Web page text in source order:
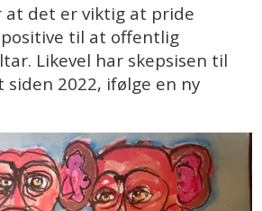
at det er viktig at pride
til at offentlig
Likevel har skepsisen til
2022, ifølge en ny